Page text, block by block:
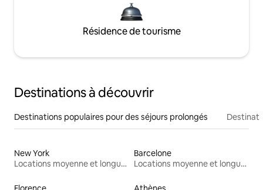
Résidence de tourisme
Destinations à découvrir
Destinations populaires pour des séjours prolongés
New York
Locations moyenne et longue durée
Barcelone
Locations moyenne et longue durée